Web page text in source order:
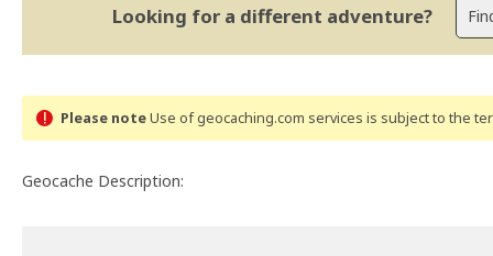
Looking for a different adventure?
Please noteUse of geocaching.com services is subject to the
Geocache Description: